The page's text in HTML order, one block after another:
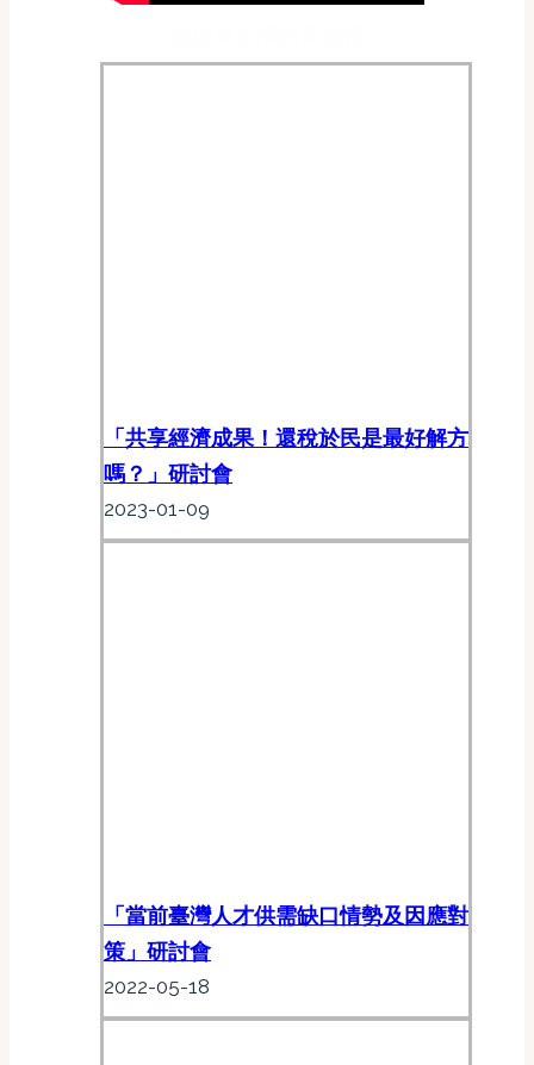
「共享經濟成果！還稅於民是最好解方
嗎？」研討會
2023-01-09
「當前臺灣人才供需缺口情勢及因應對
策」研討會
2022-05-18